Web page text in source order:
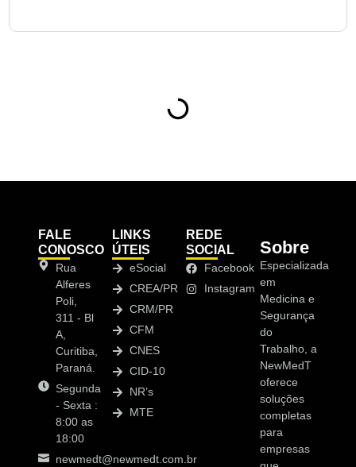
FALE
CONOSCO
Rua
Alferes
Poli,
311 - Bl
A,
Curitiba,
Paraná.
Segunda
- Sexta :
8:00 as
18:00
newmedt@newmedt.com.br
LINKS
ÚTEIS
eSocial
CREA/PR
CRM/PR
CFM
CNES
CID-10
NR’s
MTE
REDE
SOCIAL
Facebook
Instagram
Sobre
Especializada
em
Medicina e
Segurança
do
Trabalho, a
NewMedT
oferece
soluções
completas
para
empresas